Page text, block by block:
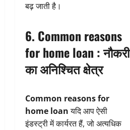
बढ़ जाती है।
6. Common reasons
for home loan : नौकरी
का अनिश्चित क्षेत्र
Common reasons for
home loanयदि आप ऐसी
इंडस्ट्री में कार्यरत हैं, जो अत्यधिक